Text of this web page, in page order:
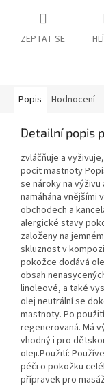
ZEPTAT SE
Popis Hodnocení
Detailní popis
zvláčňuje a
pocit mastnoty
se nároky na
namáhána vnějšími
obchodech a
alergické stavy
založeny na
skluznost v
pokožce dodává
obsah
linoleové, a také
olej neutrální se
mastnoty. Po
regenerovaná. Má
vhodný i pro
oleji.Použití:
péči o pokožku
přípravek pro